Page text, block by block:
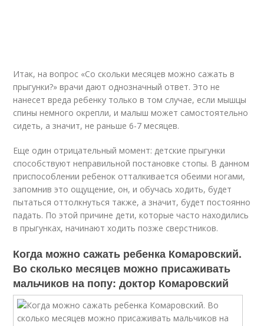
Итак, на вопрос «Со скольки месяцев можно сажать в
прыгунки?» врачи дают однозначный ответ. Это не
нанесет вреда ребенку только в том случае, если мышцы
спины немного окрепли, и малыш может самостоятельно
сидеть, а значит, не раньше 6-7 месяцев.
Еще один отрицательный момент: детские прыгунки
способствуют неправильной постановке стопы. В данном
приспособлении ребенок отталкивается обеими ногами,
запомнив это ощущение, он, и обучась ходить, будет
пытаться оттолкнуться также, а значит, будет постоянно
падать. По этой причине дети, которые часто находились
в прыгунках, начинают ходить позже сверстников.
Когда можно сажать ребенка Комаровский.
Во сколько месяцев можно присаживать
мальчиков на попу: доктор Комаровский